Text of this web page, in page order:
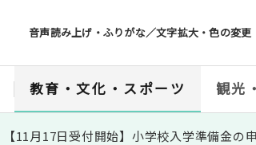
音声読み上げ・ふりがな／文字拡大・色の変更
教育・文化・スポーツ 観光
【11月17日受付開始】小学校入学準備金の